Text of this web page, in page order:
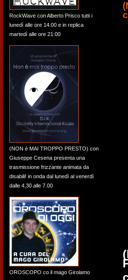
RockWave con Alberto Prisco tutti i
lunedì alle ore 14.00 e in replica
martedì alle ore 21:00
(NON è MAI TROPPO PRESTO) con
Giuseppe Cesena presenta una
trasmissione frizzante animata da
disabili! in onda dal lunedì al venerdì
dalle 4,30 alle 7.00
OROSCOPO co il mago Girolamo